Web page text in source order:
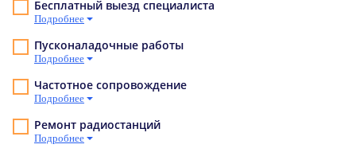
Бесплатный выезд специалиста
Подробнее
Пусконаладочные работы
Подробнее
Частотное сопровождение
Подробнее
Ремонт радиостанций
Подробнее